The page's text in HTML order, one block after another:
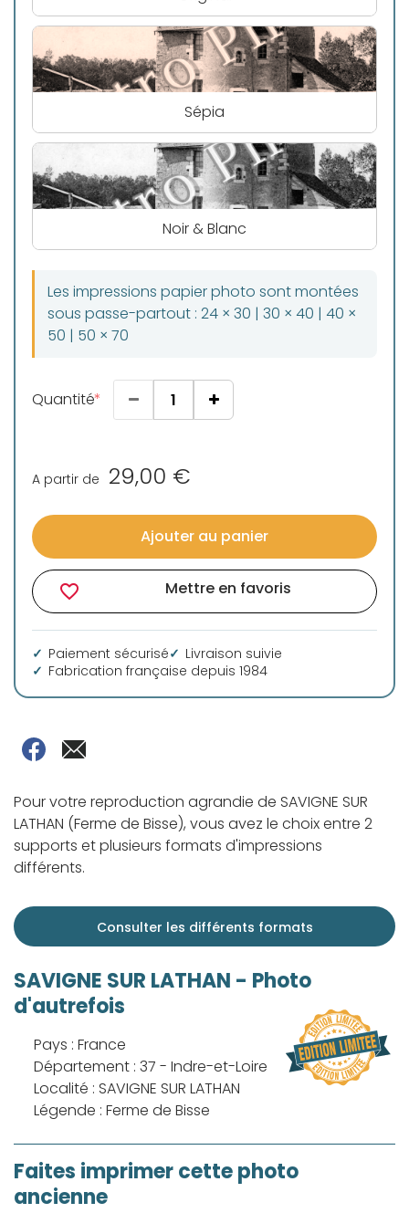
Sépia
Noir & Blanc
Les impressions papier photo sont montées
sous passe-partout : 24 × 30 | 30 × 40 | 40 ×
50 | 50 × 70
Quantité
A partir de 29,00 €
Ajouter au panier
favorite_border Mettre en favoris
Paiement sécurisé
Livraison suivie
Fabrication française depuis 1984
Pour votre reproduction agrandie de SAVIGNE SUR
LATHAN (Ferme de Bisse), vous avez le choix entre 2
supports et plusieurs formats d'impressions
différents.
Consulter les différents formats
SAVIGNE SUR LATHAN - Photo
d'autrefois
Pays : France
Département : 37 - Indre-et-Loire
Localité : SAVIGNE SUR LATHAN
Légende : Ferme de Bisse
Faites imprimer cette photo
ancienne